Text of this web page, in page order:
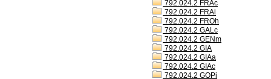
792.024.2 FRAc
792.024.2 FRAi
792.024.2 FROh
792.024.2 GALc
792.024.2 GENm
792.024.2 GIA
792.024.2 GIAa
792.024.2 GIAc
792.024.2 GOPi